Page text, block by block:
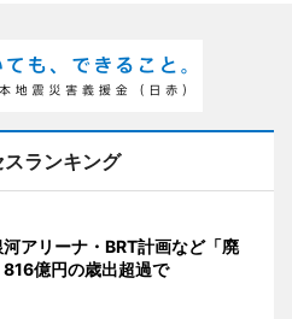
スランキング
アリーナ・BRT計画など「廃
億円の歳出超過で